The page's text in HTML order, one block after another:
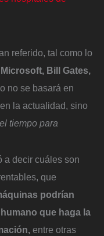
referido, tal como lo
Bill Gates,
no se basará en
la actualidad, sino
tiempo para
a decir cuáles son
que
podrían
que haga la
entre otras